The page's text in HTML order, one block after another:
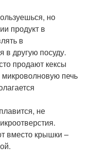
но
продукт в
в
в другую посуду.
продают кексы
микроволновую печь
не
вместо крышки –